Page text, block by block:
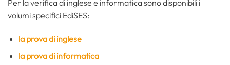
Per la verifica di inglese e informatica sono disponibili i
volumi specifici EdiSES:
la prova di inglese
la prova di informatica